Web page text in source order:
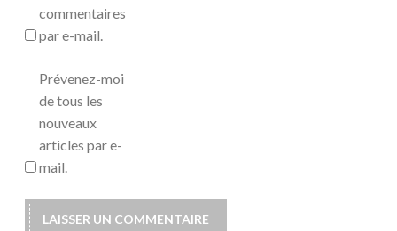
commentaires
par e-mail.
Prévenez-moi
de tous les
nouveaux
articles par e-
mail.